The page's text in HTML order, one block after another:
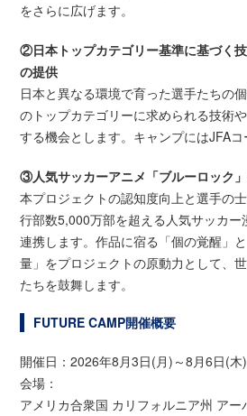
をさらに広げます。
②日本トップカテゴリー基準に基づく
の提供
日本と異なる環境で育った選手たちの
のトップカテゴリーに求められる技術
する機会とします。キャンプにはJFAコ
③人気サッカーアニメ「ブルーロック
本プロジェクトの認知度向上と選手の
行部数5,000万部を超える人気サッカー
連携します。作品に宿る「個の覚醒」
量」をプロジェクトの原動力として、
たちを鼓舞します。
FUTURE CAMP開催概要
開催日：2026年8月3日(月)～8月6日(木)
会場：
アメリカ合衆国 カリフォルニア州 ア